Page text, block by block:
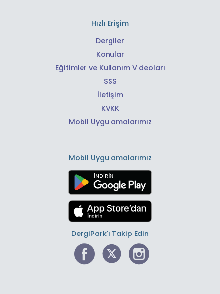
Hızlı Erişim
Dergiler
Konular
Eğitimler ve Kullanım Videoları
SSS
İletişim
KVKK
Mobil Uygulamalarımız
Mobil Uygulamalarımız
DergiPark'ı Takip Edin